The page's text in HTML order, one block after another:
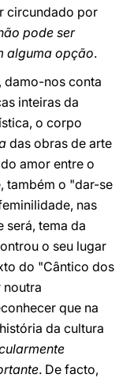
circundado por
pode ser
alguma opção.
damo-nos conta
inteiras da
o corpo
das obras de arte
amor entre o
também o "dar-se
nas
será, tema da
o seu lugar
do "Cântico dos
noutra
que na
da cultura
. De facto,